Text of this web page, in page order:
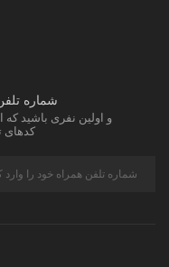
شماره
و اولین نفری باشید
کدهای